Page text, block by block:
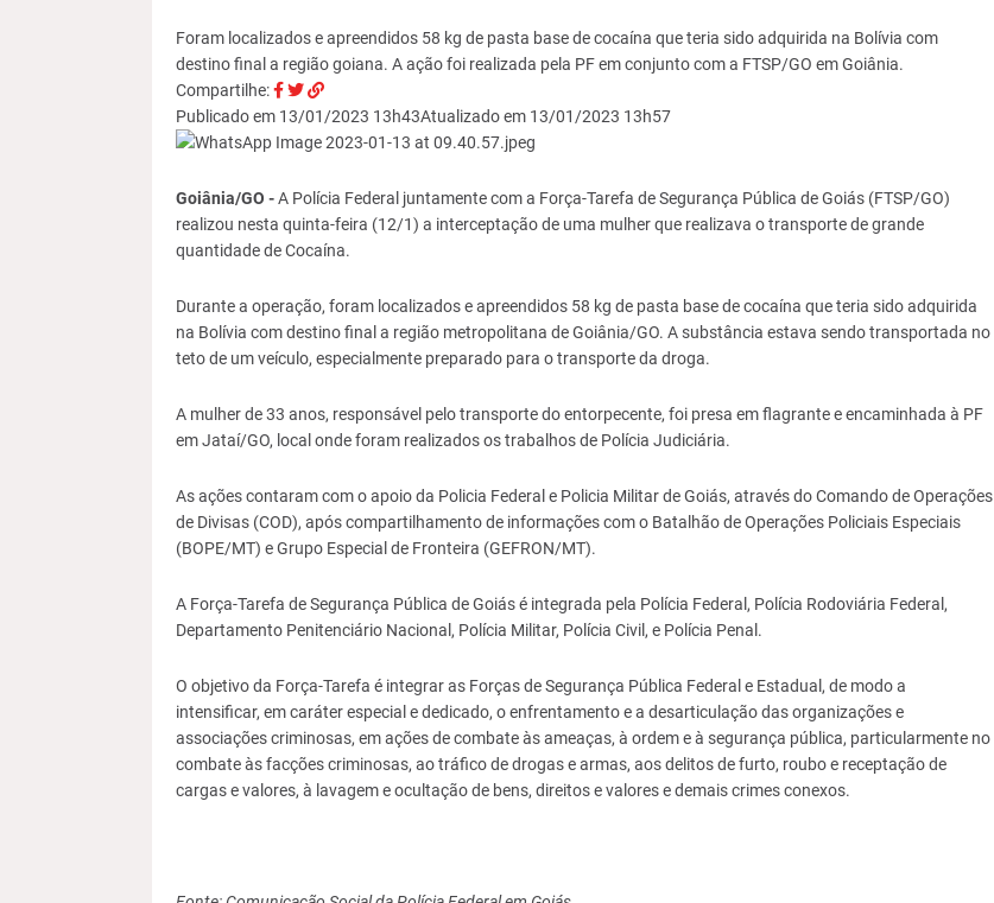
a
q
u
i
i
c
i
a
l
Foram localizados e apreendidos 58 kg de pasta base de cocaína que teria sido adquirida na Bolívia com
destino final a região goiana. A ação foi realizada pela PF em conjunto com a FTSP/GO em Goiânia.
Compartilhe:
C
o
m
a
r
t
h
c
e
b
o
k
C
o
m
a
r
t
l
h
i
t
t
r
l
i
n
p
a
r
C
r
r
a
á
e
a
e
t
r
a
n
r
Publicado em 13/01/2023 13h43Atualizado em 13/01/2023 13h57
Goiânia/GO -A Polícia Federal juntamente com a Força-Tarefa de Segurança Pública de Goiás (FTSP/GO)
realizou nesta quinta-feira (12/1) a interceptação de uma mulher que realizava o transporte de grande
quantidade de Cocaína.
Durante a operação, foram localizados e apreendidos 58 kg de pasta base de cocaína que teria sido adquirida
na Bolívia com destino final a região metropolitana de Goiânia/GO. A substância estava sendo transportada no
teto de um veículo, especialmente preparado para o transporte da droga.
A mulher de 33 anos, responsável pelo transporte do entorpecente, foi presa em flagrante e encaminhada à PF
em Jataí/GO, local onde foram realizados os trabalhos de Polícia Judiciária.
As ações contaram com o apoio da Policia Federal e Policia Militar de Goiás, através do Comando de Operações
de Divisas (COD), após compartilhamento de informações com o Batalhão de Operações Policiais Especiais
(BOPE/MT) e Grupo Especial de Fronteira (GEFRON/MT).
A Força-Tarefa de Segurança Pública de Goiás é integrada pela Polícia Federal, Polícia Rodoviária Federal,
Departamento Penitenciário Nacional, Polícia Militar, Polícia Civil, e Polícia Penal.
O objetivo da Força-Tarefa é integrar as Forças de Segurança Pública Federal e Estadual, de modo a
intensificar, em caráter especial e dedicado, o enfrentamento e a desarticulação das organizações e
associações criminosas, em ações de combate às ameaças, à ordem e à segurança pública, particularmente no
combate às facções criminosas, ao tráfico de drogas e armas, aos delitos de furto, roubo e receptação de
cargas e valores, à lavagem e ocultação de bens, direitos e valores e demais crimes conexos.